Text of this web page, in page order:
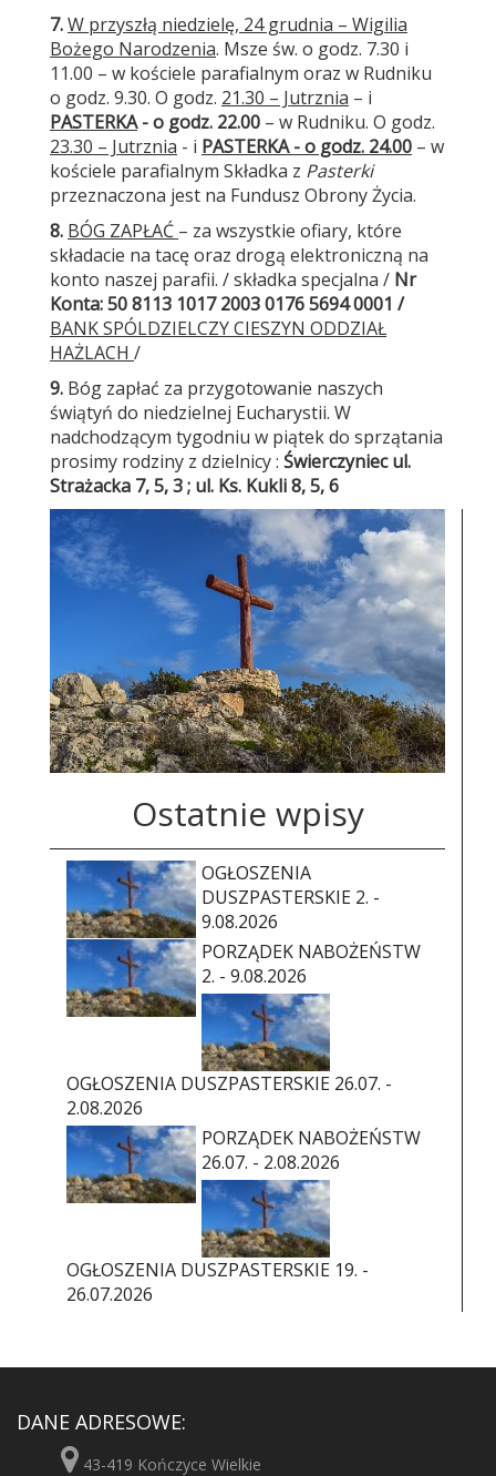
7.W przyszłą niedzielę, 24 grudnia – Wigilia
Bożego Narodzenia. Msze św. o godz. 7.30 i
11.00 – w kościele parafialnym oraz w Rudniku
o godz. 9.30. O godz. 21.30 – Jutrznia – i
PASTERKA- o godz. 22.00 – w Rudniku. O godz.
23.30 – Jutrznia - i PASTERKA - o godz. 24.00 – w
kościele parafialnym Składka z Pasterki
przeznaczona jest na Fundusz Obrony Życia.
8. BÓG ZAPŁAĆ – za wszystkie ofiary, które
składacie na tacę oraz drogą elektroniczną na
konto naszej parafii. / składka specjalna / Nr
Konta: 50 8113 1017 2003 0176 5694 0001 /
BANK SPÓLDZIELCZY CIESZYN ODDZIAŁ
HAŻLACH /
9. Bóg zapłać za przygotowanie naszych
świątyń do niedzielnej Eucharystii. W
nadchodzącym tygodniu w piątek do sprzątania
prosimy rodziny z dzielnicy : Świerczyniecul.
Strażacka 7, 5, 3 ; ul. Ks. Kukli 8, 5, 6
Ostatnie wpisy
OGŁOSZENIA
DUSZPASTERSKIE 2. -
9.08.2026
PORZĄDEK NABOŻEŃSTW
2. - 9.08.2026
OGŁOSZENIA DUSZPASTERSKIE 26.07. -
2.08.2026
PORZĄDEK NABOŻEŃSTW
26.07. - 2.08.2026
OGŁOSZENIA DUSZPASTERSKIE 19. -
26.07.2026
DANE ADRESOWE:
43-419 Kończyce Wielkie